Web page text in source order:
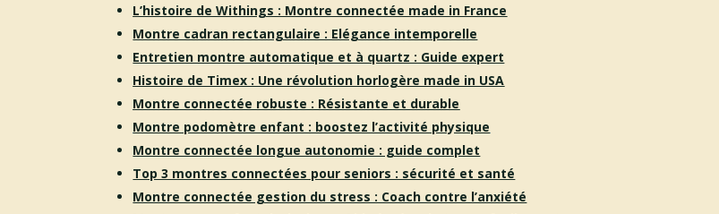
L’histoire de Withings : Montre connectée made in France
Montre cadran rectangulaire : Elégance intemporelle
Entretien montre automatique et à quartz : Guide expert
Histoire de Timex : Une révolution horlogère made in USA
Montre connectée robuste : Résistante et durable
Montre podomètre enfant : boostez l’activité physique
Montre connectée longue autonomie : guide complet
Top 3 montres connectées pour seniors : sécurité et santé
Montre connectée gestion du stress : Coach contre l’anxiété